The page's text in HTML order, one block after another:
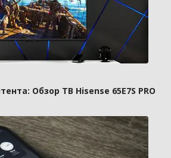
Обзор ТВ Hisense 65E7S PRO